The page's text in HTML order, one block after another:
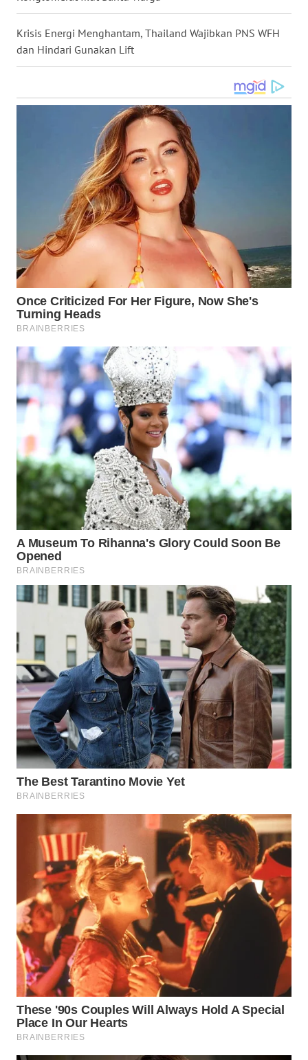
Krisis Energi Menghantam, Thailand Wajibkan PNS WFH
dan Hindari Gunakan Lift
WN
KALTARA
WN
WN
GORONTALO
WN
MALUKU
WN
MALUT
DAIRI
WN
DANAU
TOBA
WN
NIAS
WN
LANGKAT
WN
TAPANULI
SELATAN
WN
TANJUNG
LESUNG
WN
KARO
WN
SIMALUNGUN
WN
LABUHANBATU
WN
TAPANULI
TENGAH
WN DELI
WN
TEBING